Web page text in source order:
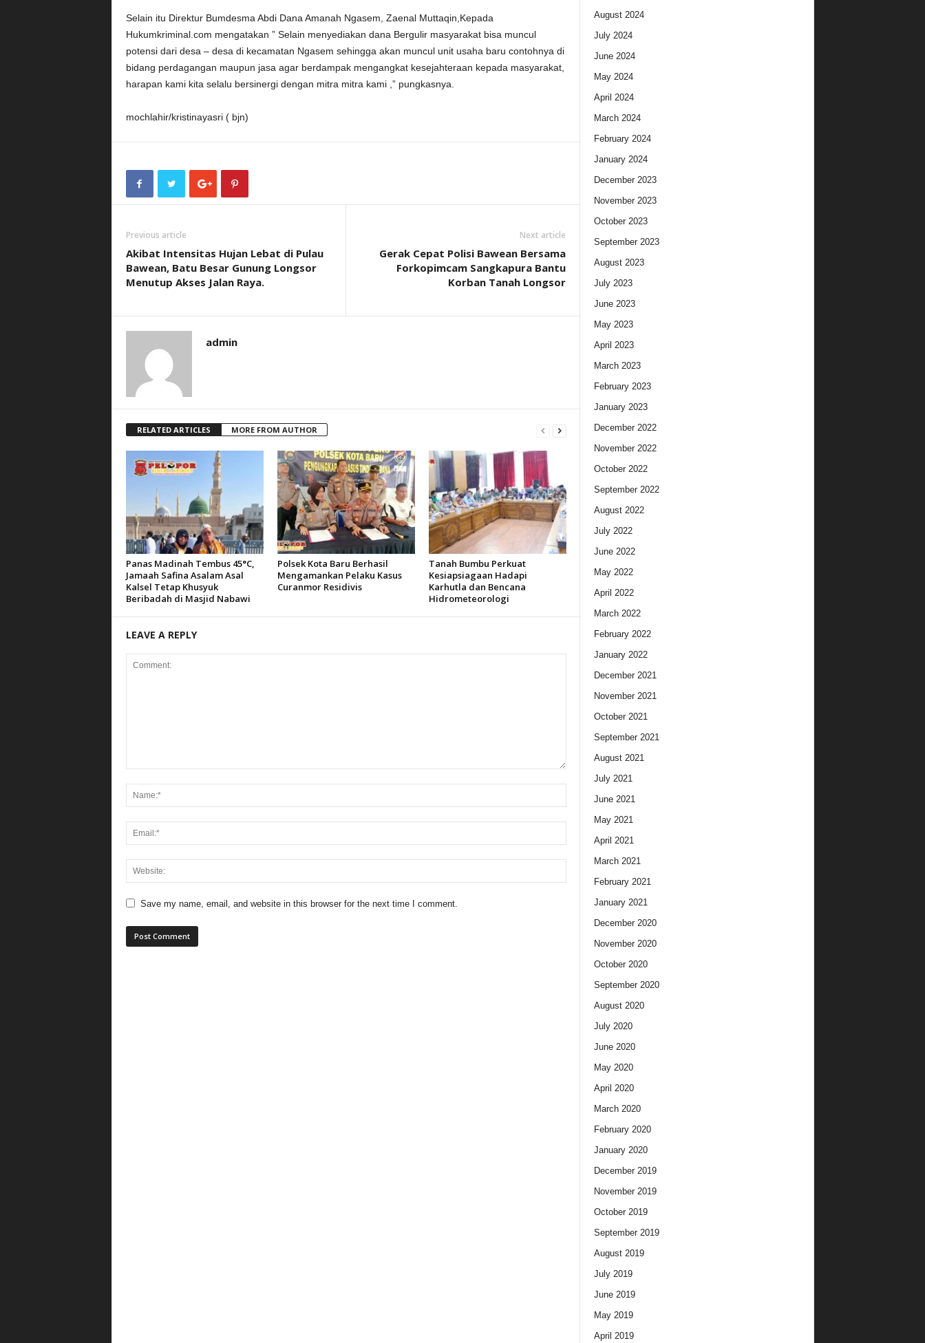
Selain itu Direktur Bumdesma Abdi Dana Amanah Ngasem, Zaenal Muttaqin,Kepada
Hukumkriminal.com mengatakan ” Selain menyediakan dana Bergulir masyarakat bisa muncul
potensi dari desa – desa di kecamatan Ngasem sehingga akan muncul unit usaha baru contohnya di
bidang perdagangan maupun jasa agar berdampak mengangkat kesejahteraan kepada masyarakat,
harapan kami kita selalu bersinergi dengan mitra mitra kami ,” pungkasnya.
mochlahir/kristinayasri ( bjn)
Previous article
Akibat Intensitas Hujan Lebat di Pulau
Bawean, Batu Besar Gunung Longsor
Menutup Akses Jalan Raya.
Next article
Gerak Cepat Polisi Bawean Bersama
Forkopimcam Sangkapura Bantu
Korban Tanah Longsor
admin
RELATED ARTICLES MORE FROM AUTHOR
Panas Madinah Tembus 45°C,
Jamaah Safina Asalam Asal
Kalsel Tetap Khusyuk
Beribadah di Masjid Nabawi
Polsek Kota Baru Berhasil
Mengamankan Pelaku Kasus
Curanmor Residivis
Tanah Bumbu Perkuat
Kesiapsiagaan Hadapi
Karhutla dan Bencana
Hidrometeorologi
LEAVE A REPLY
Save my name, email, and website in this browser for the next time I comment.
August 2024
July 2024
June 2024
May 2024
April 2024
March 2024
February 2024
January 2024
December 2023
November 2023
October 2023
September 2023
August 2023
July 2023
June 2023
May 2023
April 2023
March 2023
February 2023
January 2023
December 2022
November 2022
October 2022
September 2022
August 2022
July 2022
June 2022
May 2022
April 2022
March 2022
February 2022
January 2022
December 2021
November 2021
October 2021
September 2021
August 2021
July 2021
June 2021
May 2021
April 2021
March 2021
February 2021
January 2021
December 2020
November 2020
October 2020
September 2020
August 2020
July 2020
June 2020
May 2020
April 2020
March 2020
February 2020
January 2020
December 2019
November 2019
October 2019
September 2019
August 2019
July 2019
June 2019
May 2019
April 2019